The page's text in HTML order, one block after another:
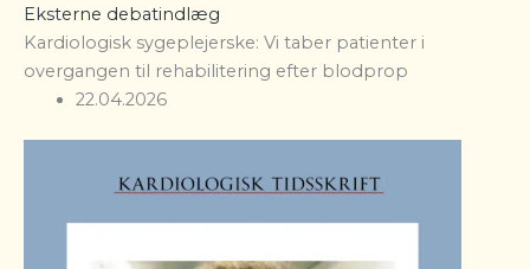
Eksterne debatindlæg
Kardiologisk sygeplejerske: Vi taber patienter i
overgangen til rehabilitering efter blodprop
22.04.2026